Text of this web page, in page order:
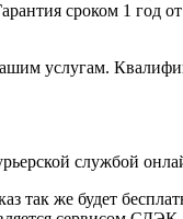
сроком 1 год
услугам.
службой
же будет